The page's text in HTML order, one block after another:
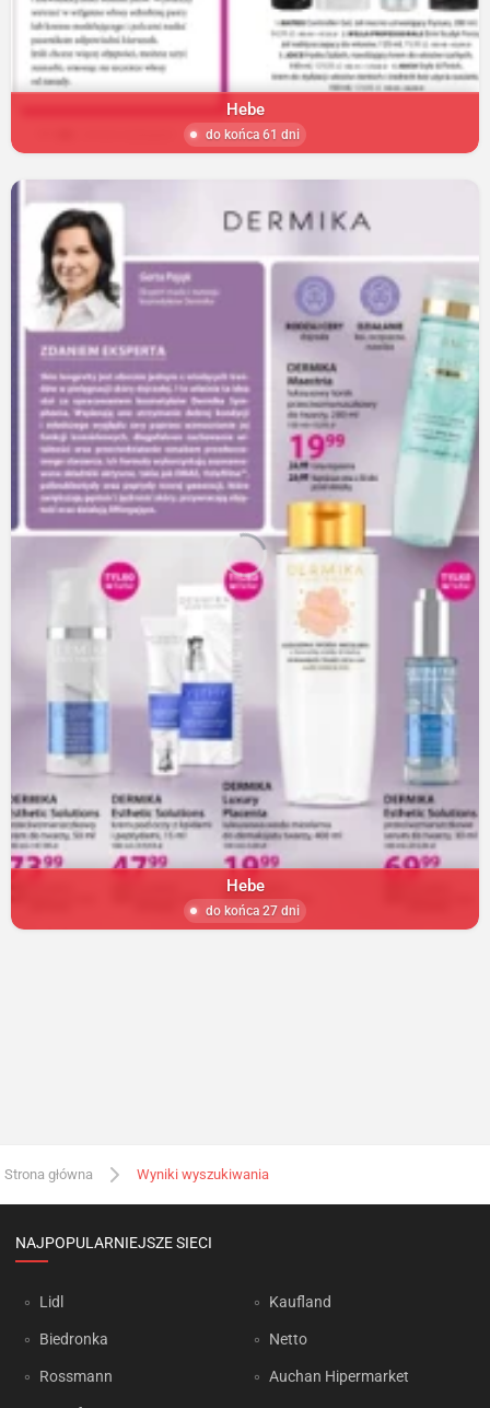
Hebe
do końca 61 dni
Hebe
do końca 27 dni
Strona główna Wyniki wyszukiwania
NAJPOPULARNIEJSZE SIECI
Lidl
Biedronka
Rossmann
Kaufland
Netto
Auchan Hipermarket